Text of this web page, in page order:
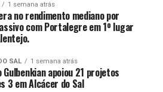
1 semana atrás
no rendimento mediano por
com Portalegre em 1º lugar
SAL 1 semana atrás
Gulbenkian apoiou 21 projetos
3 em Alcácer do Sal